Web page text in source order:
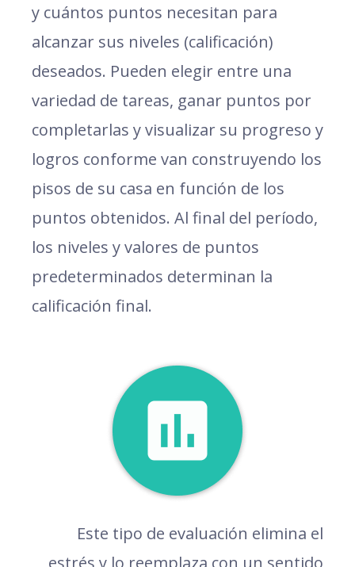
y cuántos puntos necesitan para
alcanzar sus niveles (calificación)
deseados. Pueden elegir entre una
variedad de tareas, ganar puntos por
completarlas y visualizar su progreso y
logros conforme van construyendo los
pisos de su casa en función de los
puntos obtenidos. Al final del período,
los niveles y valores de puntos
predeterminados determinan la
calificación final.
Este tipo de evaluación elimina el
estrés y lo reemplaza con un sentido